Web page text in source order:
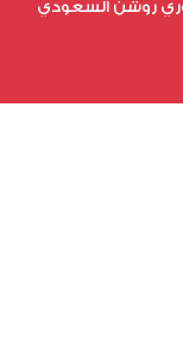
روشن السعودي